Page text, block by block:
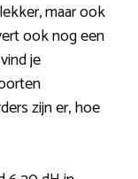
maar ook
ook nog een
je
zijn er, hoe